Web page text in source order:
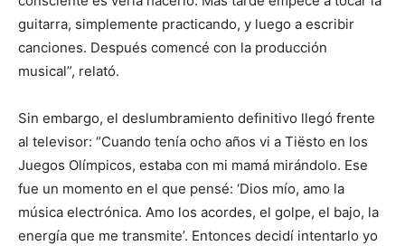
guitarra, simplemente practicando, y luego a escribir
canciones. Después comencé con la producción
musical”, relató.
Sin embargo, el deslumbramiento definitivo llegó frente
al televisor: “Cuando tenía ocho años vi a Tiësto en los
Juegos Olímpicos, estaba con mi mamá mirándolo. Ese
fue un momento en el que pensé: ‘Dios mío, amo la
música electrónica. Amo los acordes, el golpe, el bajo, la
energía que me transmite’. Entonces decidí intentarlo yo